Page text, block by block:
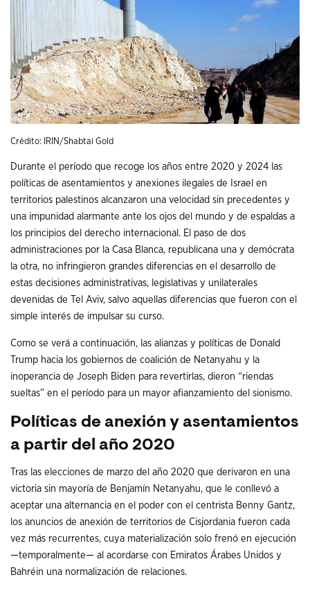
Crédito: IRIN/Shabtai Gold
Durante el período que recoge los años entre 2020 y 2024 las
políticas de asentamientos y anexiones ilegales de Israel en
territorios palestinos alcanzaron una velocidad sin precedentes y
una impunidad alarmante ante los ojos del mundo y de espaldas a
los principios del derecho internacional. El paso de dos
administraciones por la Casa Blanca, republicana una y demócrata
la otra, no infringieron grandes diferencias en el desarrollo de
estas decisiones administrativas, legislativas y unilaterales
devenidas de Tel Aviv, salvo aquellas diferencias que fueron con el
simple interés de impulsar su curso.
Como se verá a continuación, las alianzas y políticas de Donald
Trump hacia los gobiernos de coalición de Netanyahu y la
inoperancia de Joseph Biden para revertirlas, dieron “riendas
sueltas” en el período para un mayor afianzamiento del sionismo.
Políticas de anexión y asentamientos
a partir del año 2020
Tras las elecciones de marzo del año 2020 que derivaron en una
victoria sin mayoría de Benjamín Netanyahu, que le conllevó a
aceptar una alternancia en el poder con el centrista Benny Gantz,
los anuncios de anexión de territorios de Cisjordania fueron cada
vez más recurrentes, cuya materialización solo frenó en ejecución
—temporalmente— al acordarse con Emiratos Árabes Unidos y
Bahréin una normalización de relaciones.